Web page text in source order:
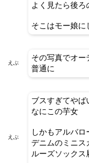
よく見たら後ろ
そこはモー娘に
えぶ
その写真でオー
普通に
えぶ
ブスすぎてやば
なにこの芋女
しかもアルバロ
デニムのミニス
ルーズソックス